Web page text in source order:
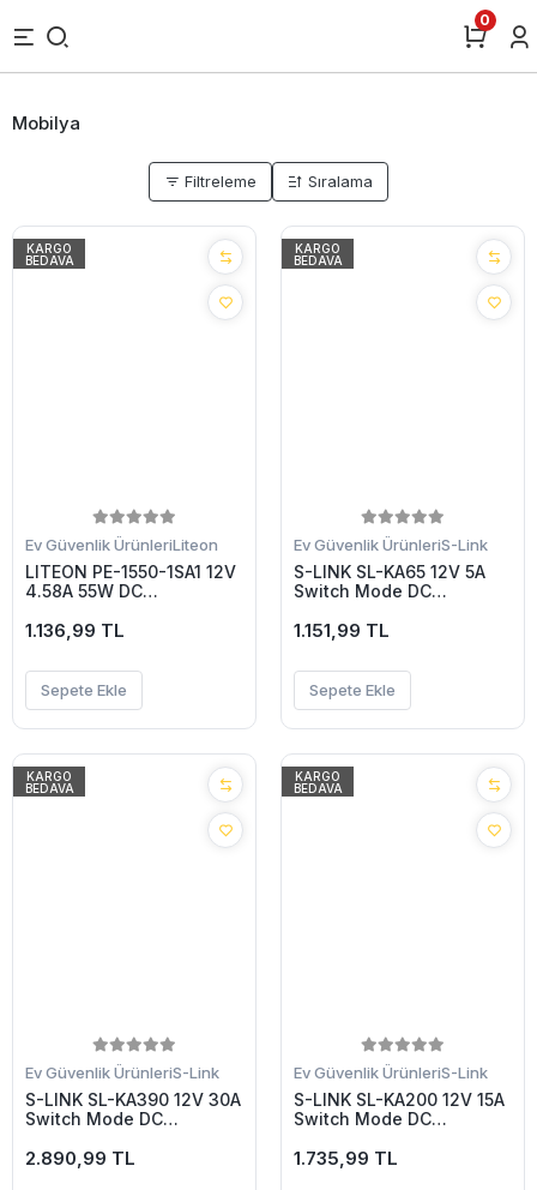
0
Mobilya
Filtreleme Sıralama
KARGO
BEDAVA
Ev Güvenlik ÜrünleriLiteon
LITEON PE-1550-1SA1 12V
4.58A 55W DC
1.136,99 TL
Sepete Ekle
KARGO
BEDAVA
Ev Güvenlik ÜrünleriS-Link
S-LINK SL-KA65 12V 5A
Switch Mode DC
1.151,99 TL
Sepete Ekle
KARGO
BEDAVA
Ev Güvenlik ÜrünleriS-Link
S-LINK SL-KA390 12V 30A
Switch Mode DC
2.890,99 TL
KARGO
BEDAVA
Ev Güvenlik ÜrünleriS-Link
S-LINK SL-KA200 12V 15A
Switch Mode DC
1.735,99 TL